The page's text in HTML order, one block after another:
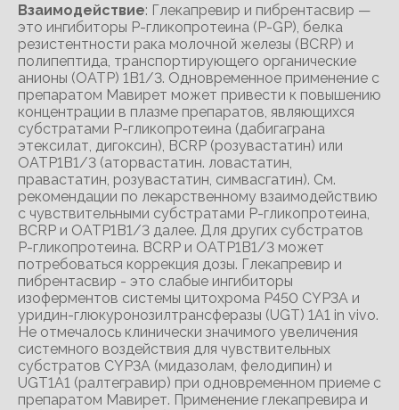
Взаимодействие: Глекапревир и пибрентасвир —
это ингибиторы Р-гликопротеина (P-GP), белка
резистентности рака молочной железы (BCRP) и
полипептида, транспортирующего органические
анионы (ОАТР) 1В1/3. Одновременное применение с
препаратом Мавирет может привести к повышению
концентрации в плазме препаратов, являющихся
субстратами Р-гликопротеина (дабигаграна
этексилат, дигоксин), BCRP (розувастатин) или
ОАТР1В1/3 (аторвастатин. ловастатин,
правастатин, розувастатин, симвасгатин). См.
рекомендации по лекарственному взаимодействию
с чувствительными субстратами Р-гликопротеина,
BCRP и ОАТР1В1/3 далее. Для других субстратов
Р-гликопротеина. BCRP и ОАТР1В1/3 может
потребоваться коррекция дозы. Глекапревир и
пибрентасвир - это слабые ингибиторы
изоферментов системы цитохрома Р450 CYP3A и
уридин-глюкуронозилтрансферазы (UGT) 1А1 in vivo.
Не отмечалось клинически значимого увеличения
системного воздействия для чувствительных
субстратов CYP3A (мидазолам, фелодипин) и
UGT1A1 (ралтегравир) при одновременном приеме с
препаратом Мавирет. Применение глекапревира и